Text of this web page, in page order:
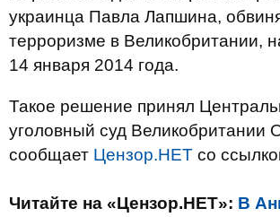
украинца Павла Лапшина,
терроризме в Великобритании,
14 января 2014 года.
Такое решение принял
уголовный суд Великобритании
сообщает Цензор.НЕТ со
Читайте на «Цензор.НЕТ»: В